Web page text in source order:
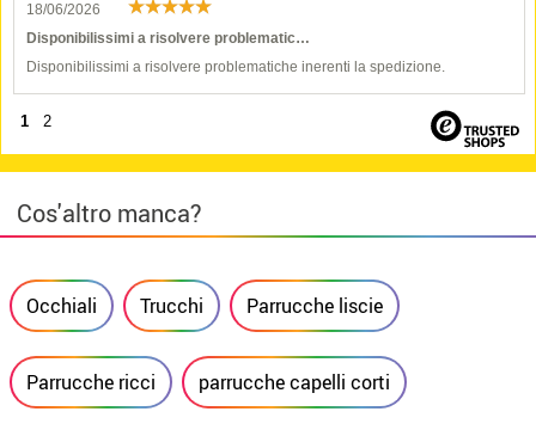
18/06/2026
Disponibilissimi a risolvere problematic…
Disponibilissimi a risolvere problematiche inerenti la spedizione.
1 2
Cos'altro manca?
Occhiali Trucchi Parrucche liscie
Parrucche ricci parrucche capelli corti